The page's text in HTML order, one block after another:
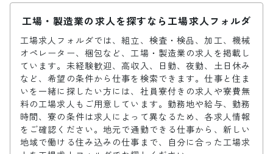
工場・製造業の求人を探すなら工場求人フォルダ
工場求人フォルダでは、組立、検査・検品、加工、機械
オペレーター、梱包など、工場・製造業の求人を掲載し
ています。未経験歓迎、高収入、日勤、夜勤、土日休み
など、希望の条件から仕事を検索できます。仕事と住ま
いを一緒に探したい方には、社員寮付きの求人や寮費無
料の工場求人もご用意しています。勤務地や給与、勤務
時間、寮の条件は求人によって異なるため、各求人情報
をご確認ください。地元で通勤できる仕事から、新しい
地域で働ける住み込みの仕事まで、自分に合った工場求